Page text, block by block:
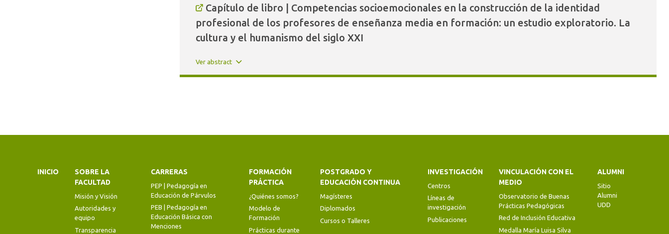
Capítulo de libro | Competencias socioemocionales en la construcción de la identidad
profesional de los profesores de enseñanza media en formación: un estudio exploratorio. La
cultura y el humanismo del siglo XXI
Ver abstract
INICIO
SOBRE LA
FACULTAD
Misión y Visión
Autoridades y
equipo
Transparencia
CARRERAS
PEP | Pedagogía en
Educación de Párvulos
PEB | Pedagogía en
Educación Básica con
Menciones
FORMACIÓN
PRÁCTICA
¿Quiénes somos?
Modelo de
Formación
Prácticas durante
POSTGRADO Y
EDUCACIÓN CONTINUA
Magísteres
Diplomados
Cursos o Talleres
INVESTIGACIÓN
Centros
Líneas de
investigación
Publicaciones
VINCULACIÓN CON EL
MEDIO
Observatorio de Buenas
Prácticas Pedagógicas
Red de Inclusión Educativa
Medalla María Luisa Silva
ALUMNI
Sitio
Alumni
UDD